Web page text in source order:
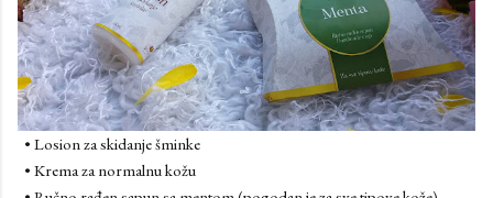
• Losion za skidanje šminke
• Krema za normalnu kožu